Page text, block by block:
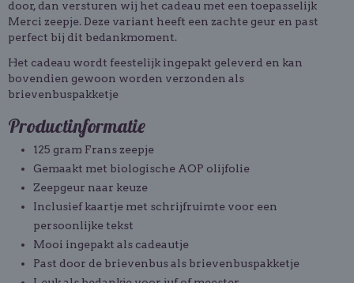
door, dan versturen wij het cadeau met een toepasselijk
Merci zeepje. Deze variant heeft een zachte geur en past
perfect bij dit bedankmoment.
Het cadeau wordt feestelijk ingepakt geleverd en kan
bovendien gewoon worden verzonden als
brievenbuspakketje
Productinformatie
125 gram Frans zeepje
Gemaakt met biologische AOP olijfolie
Zeepgeur naar keuze
Inclusiefkaartje met schrijfruimte voor een
persoonlijke tekst
Mooi ingepakt als cadeautje
Past door de brievenbus alsbrievenbuspakketje